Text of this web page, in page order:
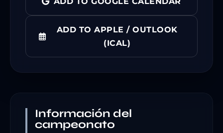
ADD TO APPLE / OUTLOOK
(ICAL)
Información del
campeonato